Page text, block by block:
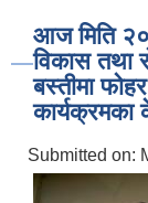
आज मिति
विकास तथा
बस्तीमा
Submitted on: